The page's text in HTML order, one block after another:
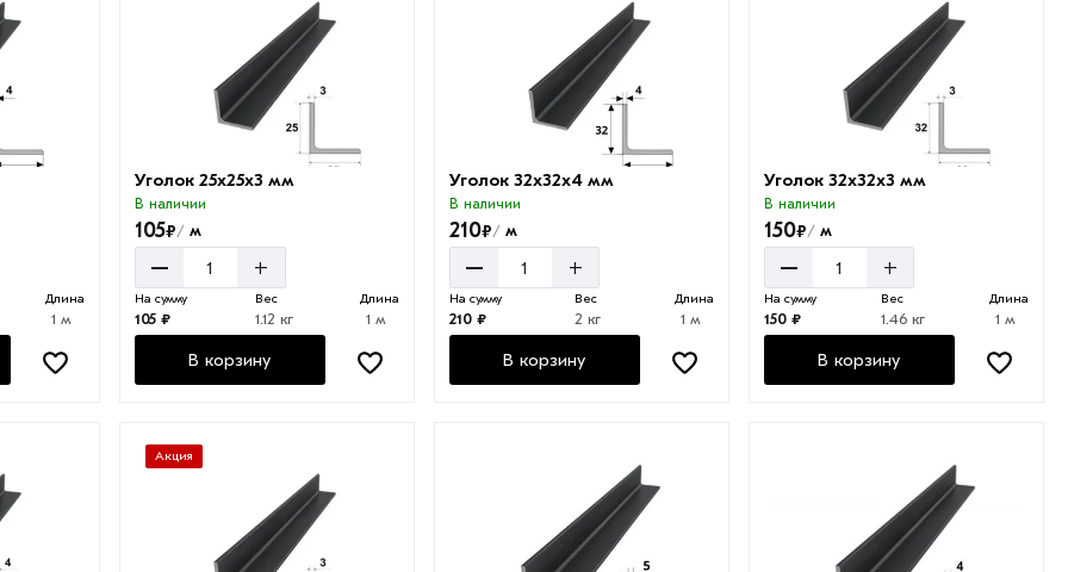
Длина
1 м
Уголок 25х25х3 мм
В наличии
105₽/ м
– +
На сумму
105 ₽
Вес
1.12 кг
Длина
1 м
В корзину
Уголок 32х32х4 мм
В наличии
210₽/м
– +
На сумму
210 ₽
Вес
2 кг
Длина
1 м
В корзину
Уголок 32х32х3 мм
В наличии
150₽/м
– +
На сумму
150 ₽
Вес
1.46 кг
Длина
1 м
В корзину
Акция